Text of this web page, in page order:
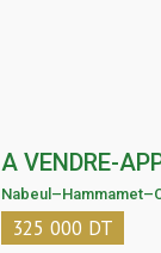
A VENDRE-
Nabeul –Hammamet–
325 000 DT